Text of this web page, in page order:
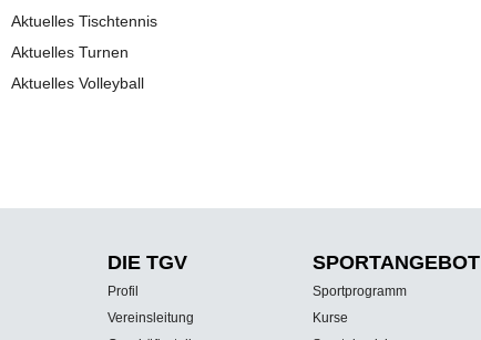
Aktuelles Tischtennis
Aktuelles Turnen
Aktuelles Volleyball
DIE TGV
Profil
Vereinsleitung
SPORT­ANGEBOT
Sportprogramm
Kurse